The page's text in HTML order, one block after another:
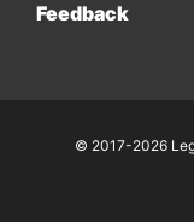
Feedback
© 2017-2026